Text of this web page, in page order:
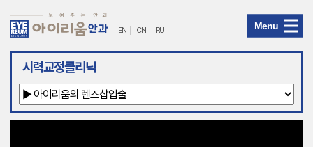
아
리
EN CN RU Menu
시력교정클리닉